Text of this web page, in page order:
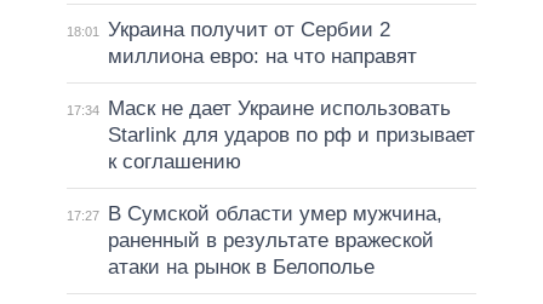
18:01
Украина получит от Сербии 2
миллиона евро: на что направят
17:34
Маск не дает Украине использовать
Starlink для ударов по рф и призывает
к соглашению
17:27
В Сумской области умер мужчина,
раненный в результате вражеской
атаки на рынок в Белополье